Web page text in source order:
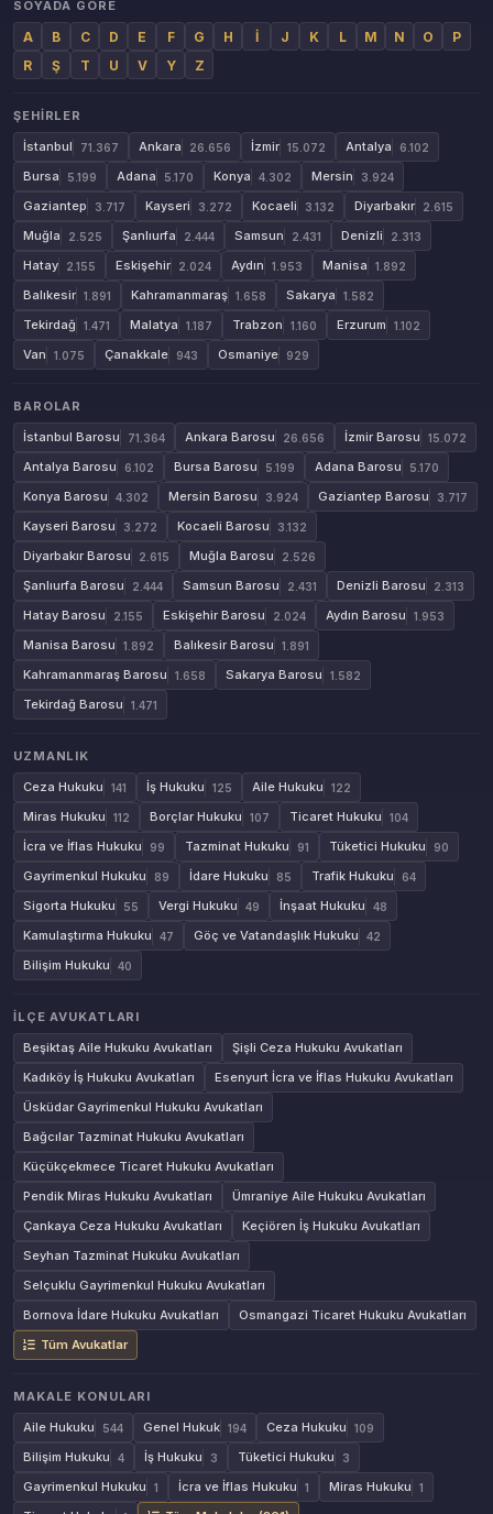
SOYADA GÖRE
A B C D E F G H İ J K L M N O
P
R
Ş T U V Y Z
ŞEHIRLER
İstanbul
71.367 Ankara 26.656 İzmir 15.072 Antalya 6.102
Bursa 5.199 Adana 5.170 Konya 4.302 Mersin 3.924
Gaziantep 3.717 Kayseri 3.272 Kocaeli 3.132 Diyarbakır 2.615
Muğla 2.525 Şanlıurfa 2.444 Samsun 2.431 Denizli 2.313
Hatay 2.155 Eskişehir 2.024 Aydın 1.953 Manisa 1.892
Balıkesir 1.891 Kahramanmaraş 1.658 Sakarya 1.582
Tekirdağ 1.471 Malatya 1.187 Trabzon 1.160 Erzurum 1.102
Van 1.075 Çanakkale 943 Osmaniye 929
BAROLAR
İstanbul Barosu
71.364 Ankara Barosu 26.656 İzmir Barosu 15.072
Antalya Barosu 6.102 Bursa Barosu 5.199 Adana Barosu 5.170
Konya Barosu 4.302 Mersin Barosu 3.924 Gaziantep Barosu 3.717
Kayseri Barosu 3.272 Kocaeli Barosu 3.132
Diyarbakır Barosu 2.615 Muğla Barosu 2.526
Şanlıurfa Barosu 2.444 Samsun Barosu 2.431 Denizli Barosu 2.313
Hatay Barosu 2.155 Eskişehir Barosu 2.024 Aydın Barosu 1.953
Manisa Barosu 1.892 Balıkesir Barosu 1.891
Kahramanmaraş Barosu 1.658 Sakarya Barosu 1.582
Tekirdağ Barosu 1.471
UZMANLIK
Ceza Hukuku
141 İş Hukuku 125 Aile Hukuku 122
Miras Hukuku 112 Borçlar Hukuku 107 Ticaret Hukuku 104
İcra ve İflas Hukuku 99 Tazminat Hukuku 91 Tüketici Hukuku 90
Gayrimenkul Hukuku 89 İdare Hukuku 85 Trafik Hukuku 64
Sigorta Hukuku 55 Vergi Hukuku 49 İnşaat Hukuku 48
Kamulaştırma Hukuku 47 Göç ve Vatandaşlık Hukuku 42
Bilişim Hukuku 40
İLÇE AVUKATLARI
Beşiktaş Aile Hukuku Avukatları
Şişli Ceza Hukuku Avukatları
Kadıköy İş Hukuku Avukatları
Esenyurt İcra ve İflas Hukuku Avukatları
Üsküdar Gayrimenkul Hukuku Avukatları
Bağcılar Tazminat Hukuku Avukatları
Küçükçekmece Ticaret Hukuku Avukatları
Pendik Miras Hukuku Avukatları
Ümraniye Aile Hukuku Avukatları
Çankaya Ceza Hukuku Avukatları
Keçiören İş Hukuku Avukatları
Seyhan Tazminat Hukuku Avukatları
Selçuklu Gayrimenkul Hukuku Avukatları
Bornova İdare Hukuku Avukatları
Osmangazi Ticaret Hukuku Avukatları
Tüm Avukatlar
MAKALE KONULARI
Aile Hukuku
544 Genel Hukuk 194 Ceza Hukuku 109
Bilişim Hukuku 4 İş Hukuku 3 Tüketici Hukuku 3
Gayrimenkul Hukuku 1 İcra ve İflas Hukuku 1 Miras Hukuku 1